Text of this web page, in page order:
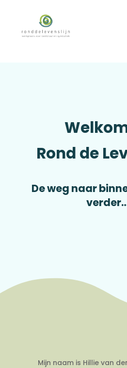
Rond de
De weg naar
Mijn naam is Hillie van